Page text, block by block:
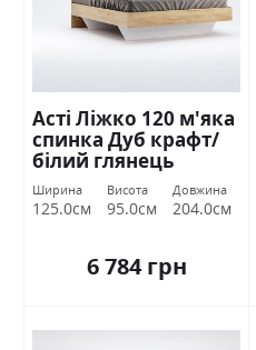
Асті Ліжко 120 м'яка
спинка Дуб крафт/
білий глянець
Міромарк
Ширина
125.0см
Висота
95.0см
Довжина
204.0см
6 784 грн